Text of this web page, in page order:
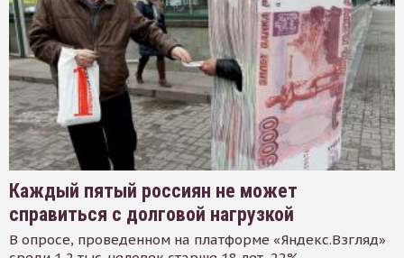
Каждый пятый россиян не может
справиться с долговой нагрузкой
В опросе, проведенном на платформе «Яндекс.Взгляд»